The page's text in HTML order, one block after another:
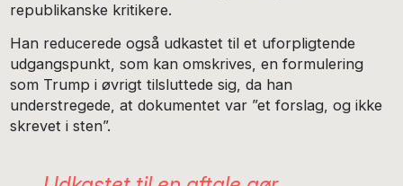
republikanske kritikere.
Han reducerede også udkastet til et uforpligtende
udgangspunkt, som kan omskrives, en formulering
som Trump i øvrigt tilsluttede sig, da han
understregede, at dokumentet var ”et forslag, og ikke
skrevet i sten”.